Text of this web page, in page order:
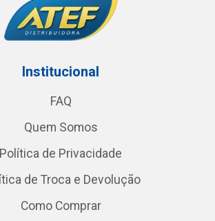
Institucional
FAQ
Quem Somos
Política de Privacidade
de Troca e Devolução
Como Comprar